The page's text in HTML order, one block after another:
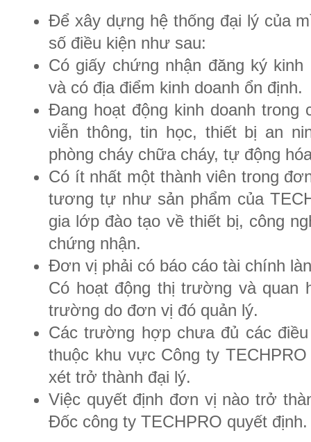
Để xây dựng hệ thống đại lý của
số điều kiện như sau:
Có giấy chứng nhận đăng ký
và có địa điểm kinh doanh ổn định.
Đang hoạt động kinh doanh
viễn thông, tin học, thiết bị an
phòng cháy chữa cháy, tự động
Có ít nhất một thành viên trong
tương tự như sản phẩm của
gia lớp đào tạo về thiết bị, công
chứng nhận.
Đơn vị phải có báo cáo tài chính
Có hoạt động thị trường và quan
trường do đơn vị đó quản lý.
Các trường hợp chưa đủ các
thuộc khu vực Công ty
xét trở thành đại lý.
Việc quyết định đơn vị nào trở
Đốc công ty TECHPRO quyết định.